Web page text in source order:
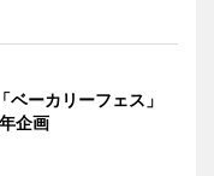
ーカリーフェス」
企画